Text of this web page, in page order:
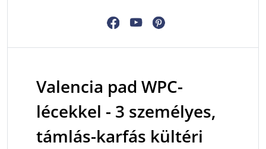
Valencia pad WPC-
lécekkel - 3 személyes,
támlás-karfás kültéri